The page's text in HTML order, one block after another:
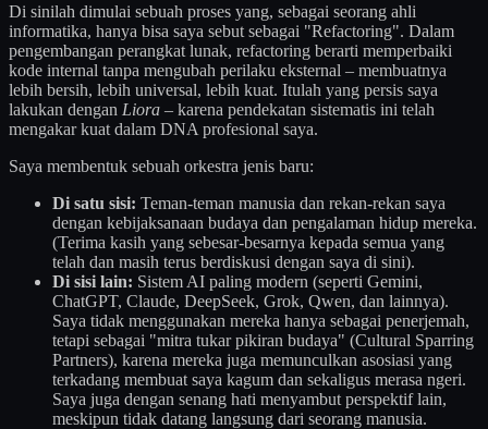
Di sinilah dimulai sebuah proses yang, sebagai seorang ahli
informatika, hanya bisa saya sebut sebagai "Refactoring". Dalam
pengembangan perangkat lunak, refactoring berarti memperbaiki
kode internal tanpa mengubah perilaku eksternal – membuatnya
lebih bersih, lebih universal, lebih kuat. Itulah yang persis saya
lakukan dengan Liora – karena pendekatan sistematis ini telah
mengakar kuat dalam DNA profesional saya.
Saya membentuk sebuah orkestra jenis baru:
Di satu sisi: Teman-teman manusia dan rekan-rekan saya
dengan kebijaksanaan budaya dan pengalaman hidup mereka.
(Terima kasih yang sebesar-besarnya kepada semua yang
telah dan masih terus berdiskusi dengan saya di sini).
Di sisi lain: Sistem AI paling modern (seperti Gemini,
ChatGPT, Claude, DeepSeek, Grok, Qwen, dan lainnya).
Saya tidak menggunakan mereka hanya sebagai penerjemah,
tetapi sebagai "mitra tukar pikiran budaya" (Cultural Sparring
Partners), karena mereka juga memunculkan asosiasi yang
terkadang membuat saya kagum dan sekaligus merasa ngeri.
Saya juga dengan senang hati menyambut perspektif lain,
meskipun tidak datang langsung dari seorang manusia.